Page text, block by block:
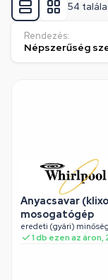
54
Rendezés:
Anyacsavar
mosogatógép
eredeti (gyári) minőség
1 db ezen az